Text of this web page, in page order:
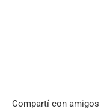
Compartí con amigos